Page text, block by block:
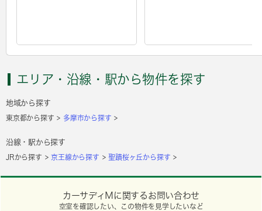
エリア・沿線・駅から物件を探す
地域から探す
東京都から探す 多摩市から探す
沿線・駅から探す
JRから探す 京王線から探す 聖蹟桜ヶ丘から探す
カーサディＭに関するお問い合わせ
空室を確認したい、この物件を見学したいなど